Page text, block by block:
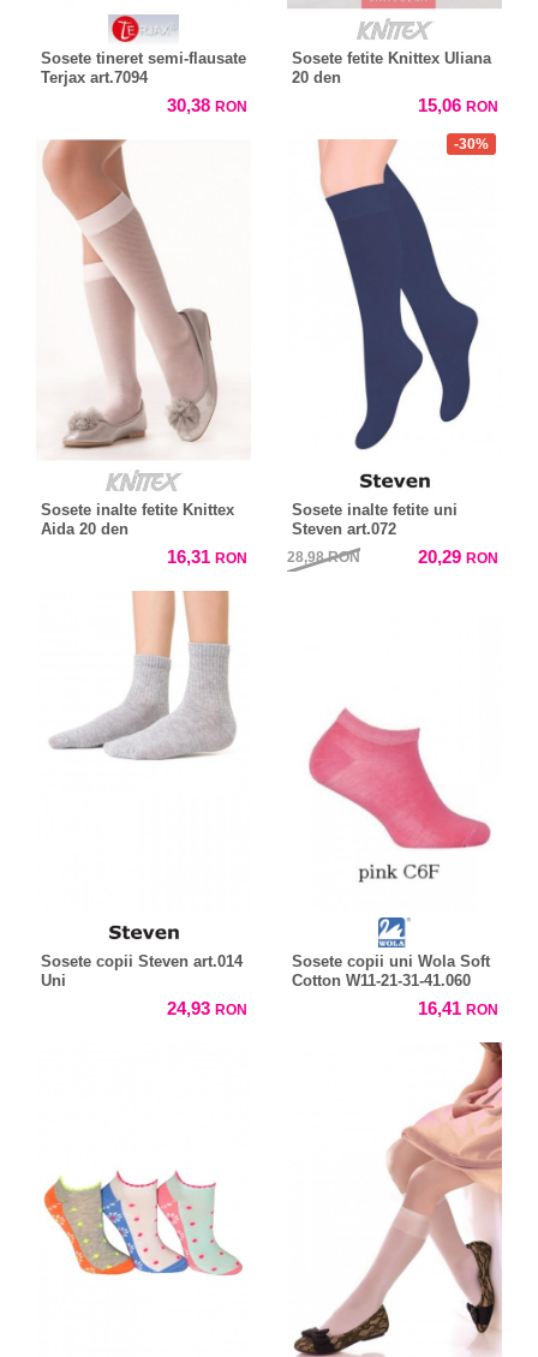
Sosete tineret semi-flausate
Terjax art.7094
30,38 RON
Sosete fetite Knittex Uliana
20 den
15,06 RON
Sosete inalte fetite Knittex
Aida 20 den
16,31 RON
-30%
Sosete inalte fetite uni
Steven art.072
28,98RON 20,29 RON
Sosete copii Steven art.014
Uni
24,93 RON
Sosete copii uni Wola Soft
Cotton W11-21-31-41.060
16,41 RON